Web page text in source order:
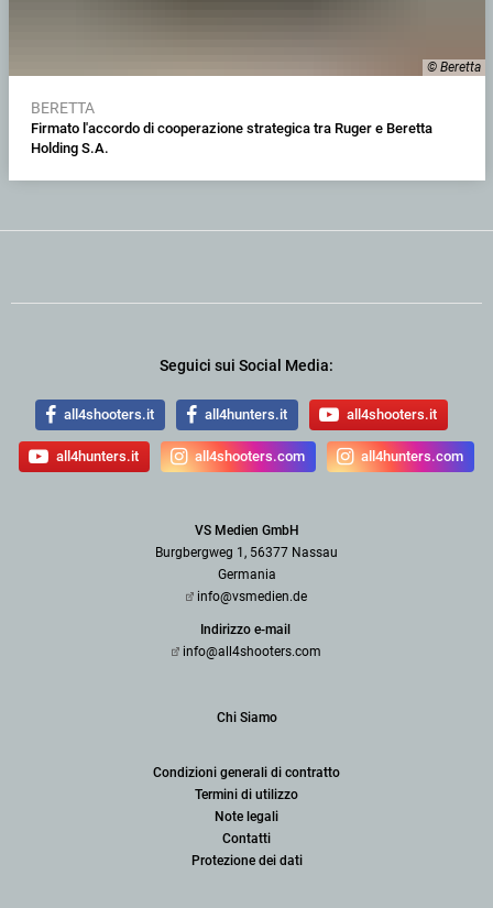
© Beretta
BERETTA
Firmato l'accordo di cooperazione strategica tra Ruger e Beretta
Holding S.A.
Seguici sui Social Media:
all4shooters.it all4hunters.it all4shooters.it
all4hunters.it all4shooters.com all4hunters.com
VS Medien GmbH
Burgbergweg 1, 56377 Nassau
Germania
info@vsmedien.de
Indirizzo e-mail
info@all4shooters.com
Chi Siamo
Condizioni generali di contratto
Termini di utilizzo
Note legali
Contatti
Protezione dei dati